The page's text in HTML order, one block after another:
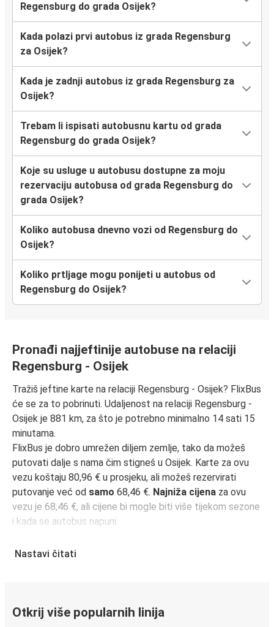
Regensburg do grada Osijek?
Kada polazi prvi autobus iz grada Regensburg
za Osijek?
Kada je zadnji autobus iz grada Regensburg za
Osijek?
Trebam li ispisati autobusnu kartu od grada
Regensburg do grada Osijek?
Koje su usluge u autobusu dostupne za moju
rezervaciju autobusa od grada Regensburg do
grada Osijek?
Koliko autobusa dnevno vozi od Regensburg do
Osijek?
Koliko prtljage mogu ponijeti u autobus od
Regensburg do Osijek?
Pronađi najjeftinije autobuse na relaciji
Regensburg - Osijek
Tražiš jeftine karte na relaciji Regensburg - Osijek? FlixBus
će se za to pobrinuti. Udaljenost na relaciji Regensburg -
Osijek je 881 km, za što je potrebno minimalno 14 sati 15
minutama.
FlixBus je dobro umrežen diljem zemlje, tako da možeš
putovati dalje s nama čim stigneš u Osijek. Karte za ovu
vezu koštaju 80,96 € u prosjeku, ali možeš rezervirati
putovanje već od samo 68,46 €. Najniža cijena za ovu
vezu je 68,46 €, ali cijene bi mogle biti više tijekom sezone
i kada se autobus napuni.
rezerviraj unaprijed
Putovanje autobusom iz Regensburg
Nastavi čitati
Otkrij više popularnih linija